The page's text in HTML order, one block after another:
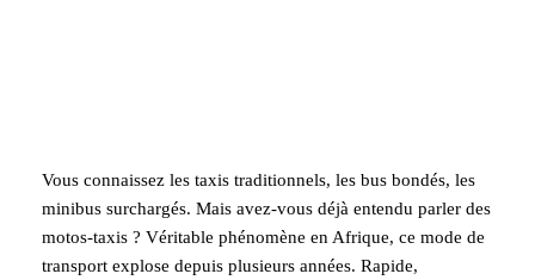
Vous connaissez les taxis traditionnels, les bus bondés, les
minibus surchargés. Mais avez-vous déjà entendu parler des
motos-taxis ? Véritable phénomène en Afrique, ce mode de
transport explose depuis plusieurs années. Rapide,